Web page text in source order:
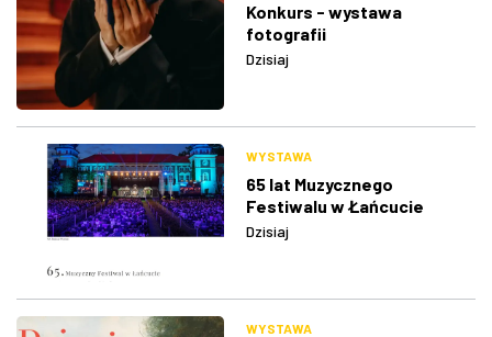
Konkurs - wystawa
fotografii
Dzisiaj
WYSTAWA
65 lat Muzycznego
Festiwalu w Łańcucie
Dzisiaj
WYSTAWA